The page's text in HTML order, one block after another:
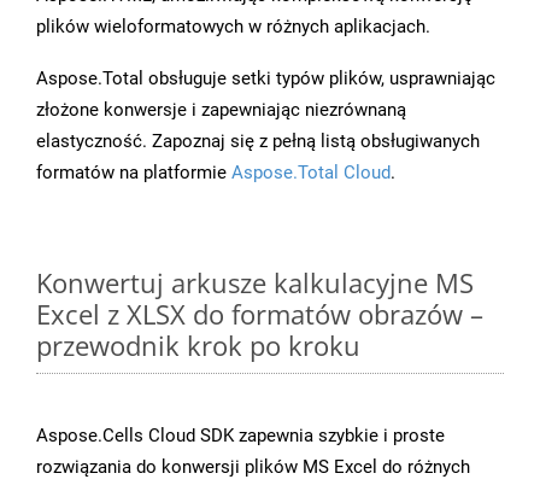
plików wieloformatowych w różnych aplikacjach.
Aspose.Total obsługuje setki typów plików, usprawniając
złożone konwersje i zapewniając niezrównaną
elastyczność. Zapoznaj się z pełną listą obsługiwanych
formatów na platformie Aspose.Total Cloud.
Konwertuj arkusze kalkulacyjne MS
Excel z XLSX do formatów obrazów –
przewodnik krok po kroku
Aspose.Cells Cloud SDK zapewnia szybkie i proste
rozwiązania do konwersji plików MS Excel do różnych